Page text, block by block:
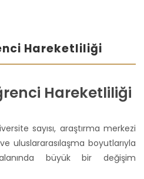
Hareketliliği
Hareketliliği
sayısı, araştırma merkezi
uluslararasılaşma boyutlarıyla
büyük bir değişim